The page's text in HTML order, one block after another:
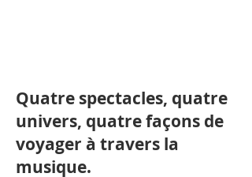
Quatre spectacles, quatre
univers, quatre façons de
voyager à travers la
musique.